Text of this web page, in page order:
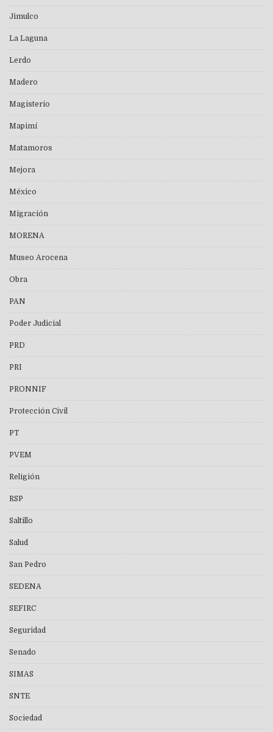
Jimulco
La Laguna
Lerdo
Madero
Magisterio
Mapimí
Matamoros
Mejora
México
Migración
MORENA
Museo Arocena
Obra
PAN
Poder Judicial
PRD
PRI
PRONNIF
Protección Civil
PT
PVEM
Religión
RSP
Saltillo
Salud
San Pedro
SEDENA
SEFIRC
Seguridad
Senado
SIMAS
SNTE
Sociedad